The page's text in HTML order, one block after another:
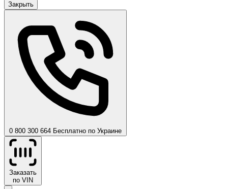
Закрыть
0 800 300 664 Бесплатно по Украине
Заказать
по VIN